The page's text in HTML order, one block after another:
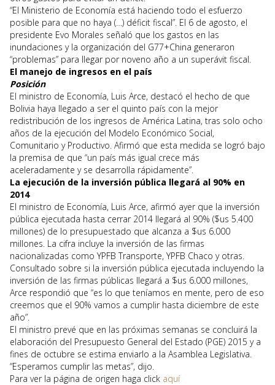
“El Ministerio de Economía está haciendo todo el esfuerzo
posible para que no haya (…) déficit fiscal”. El 6 de agosto, el
presidente Evo Morales señaló que los gastos en las
inundaciones y la organización del G77+China generaron
“problemas” para llegar por noveno año a un superávit fiscal.
El manejo de ingresos en el país
Posición
El ministro de Economía, Luis Arce, destacó el hecho de que
Bolivia haya llegado a ser el quinto país con la mejor
redistribución de los ingresos de América Latina, tras solo ocho
años de la ejecución del Modelo Económico Social,
Comunitario y Productivo. Afirmó que esta medida se logró bajo
la premisa de que “un país más igual crece más
aceleradamente y se desarrolla rápidamente”.
La ejecución de la inversión pública llegará al 90% en
2014
El ministro de Economía, Luis Arce, afirmó ayer que la inversión
pública ejecutada hasta cerrar 2014 llegará al 90% ($us 5.400
millones) de lo presupuestado que alcanza a $us 6.000
millones. La cifra incluye la inversión de las firmas
nacionalizadas como YPFB Transporte, YPFB Chaco y otras.
Consultado sobre si la inversión pública ejecutada incluyendo la
inversión de las firmas públicas llegará a $us 6.000 millones,
Arce respondió que “es lo que teníamos en mente, pero de eso
creemos que el 90% vamos a cumplir hasta diciembre de este
año”.
El ministro prevé que en las próximas semanas se concluirá la
elaboración del Presupuesto General del Estado (PGE) 2015 y a
fines de octubre se estima enviarlo a la Asamblea Legislativa.
“Esperamos cumplir las metas”, dijo.
Para ver la página de origen haga click aquí